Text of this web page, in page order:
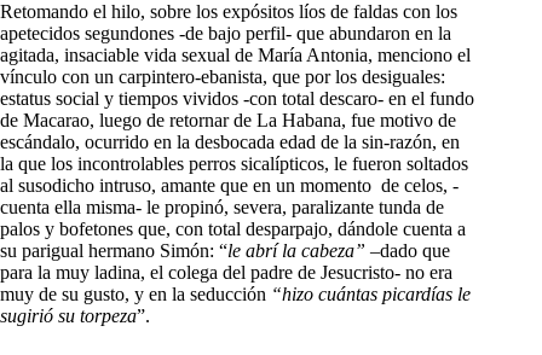
Retomando el hilo, sobre los expósitos líos de faldas con los
apetecidos segundones -de bajo perfil- que abundaron en la
agitada, insaciable vida sexual de María Antonia, menciono el
vínculo con un carpintero-ebanista, que por los desiguales:
estatus social y tiempos vividos -con total descaro- en el fundo
de Macarao, luego de retornar de La Habana, fue motivo de
escándalo, ocurrido en la desbocada edad de la sin-razón, en
la que los incontrolables perros sicalípticos, le fueron soltados
al susodicho intruso, amante que en un momento de celos, -
cuenta ella misma- le propinó, severa, paralizante tunda de
palos y bofetones que, con total desparpajo, dándole cuenta a
su parigual hermano Simón: “le abrí la cabeza” –dado que
para la muy ladina, el colega del padre de Jesucristo- no era
muy de su gusto, y en la seducción “hizo cuántas picardías le
sugirió su torpeza”.